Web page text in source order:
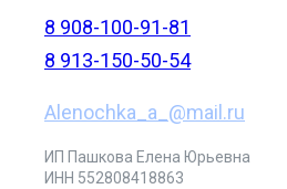
8 908-100-91-81
8 913-150-50-54
Alenochka_a_@mail.ru
ИП Пашкова Елена Юрьевна
ИНН 552808418863